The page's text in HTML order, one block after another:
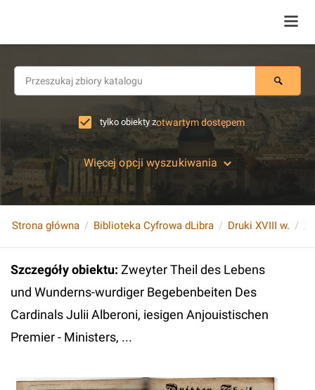
tylko obiekty zotwartym dostępem
Więcej opcji wyszukiwania
Strona główna Biblioteka Cyfrowa dLibra Druki XVIII w.
Szczegóły obiektu: Zweyter Theil des Lebens
und Wunderns-wurdiger Begebenbeiten Des
Cardinals Julii Alberoni, iesigen Anjouistischen
Premier - Ministers, ...